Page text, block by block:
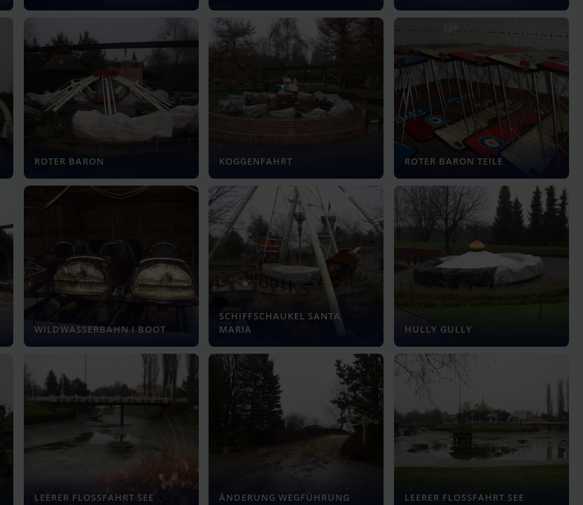
ROTER BARON KOGGENFAHRT ROTER BARON TEILE
WILDWASSERBAHN I BOOT
SCHIFFSCHAUKEL SANTA
MARIA
HULLY GULLY
LEERER FLOSSFAHRT SEE ÄNDERUNG WEGFÜHRUNG LEERER FLOSSFAHRT SEE